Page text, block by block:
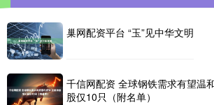
巢网配资平台 “玉”见中华文明
千信网配资 全球钢铁需求有望温
股仅10只（附名单）